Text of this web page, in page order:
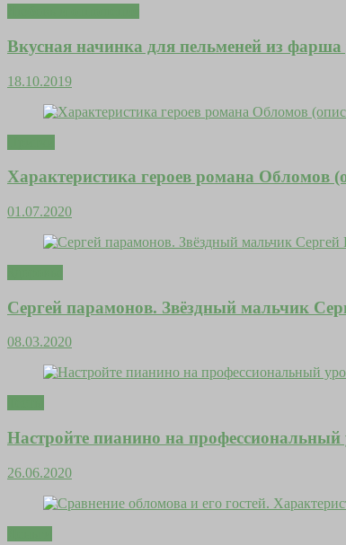
Вкусная начинка для пельменей из
18.10.2019
Характеристика героев романа Обломов
01.07.2020
Сергей парамонов. Звёздный мальчик
08.03.2020
Настройте пианино на
26.06.2020